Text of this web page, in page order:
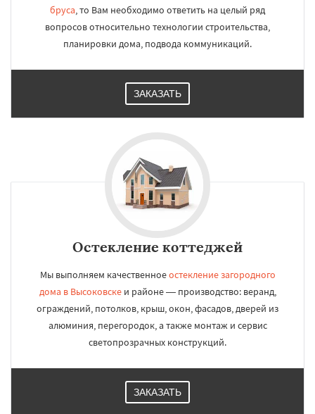
бруса, то Вам необходимо ответить на целый ряд
вопросов относительно технологии строительства,
планировки дома, подвода коммуникаций.
ЗАКАЗАТЬ
Остекление коттеджей
Мы выполняем качественноеостекление загородного
дома в Высоковскеи районе — производство: веранд,
ограждений, потолков, крыш, окон, фасадов, дверей из
алюминия, перегородок, а также монтаж и сервис
светопрозрачных конструкций.
ЗАКАЗАТЬ